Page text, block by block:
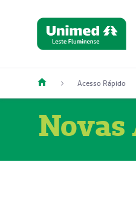
Acesso Rápido
Novas